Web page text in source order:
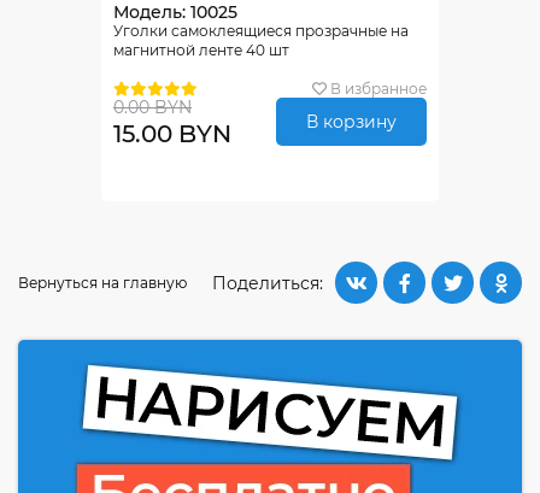
Модель: 10025
Уголки самоклеящиеся прозрачные на
магнитной ленте 40 шт
В избранное
0.00 BYN
15.00 BYN В корзину
Поделиться:
Вернуться на главную